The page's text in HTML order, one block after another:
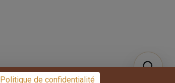
Politique de confidentialité